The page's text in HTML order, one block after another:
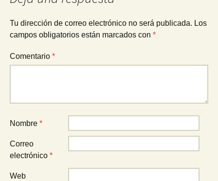
Tu dirección de correo electrónico no será publicada. Los
campos obligatorios están marcados con *
Comentario *
Nombre *
Correo
electrónico *
Web